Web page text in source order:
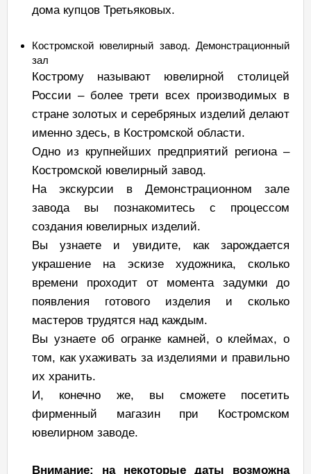
дома купцов Третьяковых.
Костромской ювелирный завод. Демонстрационный
зал
Кострому называют ювелирной столицей
России – более трети всех производимых в
стране золотых и серебряных изделий делают
именно здесь, в Костромской области.
Одно из крупнейших предприятий региона –
Костромской ювелирный завод.
На экскурсии в Демонстрационном зале
завода вы познакомитесь с процессом
создания ювелирных изделий.
Вы узнаете и увидите, как зарождается
украшение на эскизе художника, сколько
времени проходит от момента задумки до
появления готового изделия и сколько
мастеров трудятся над каждым.
Вы узнаете об огранке камней, о клеймах, о
том, как ухаживать за изделиями и правильно
их хранить.
И, конечно же, вы сможете посетить
фирменный магазин при Костромском
ювелирном заводе.
Внимание: на некоторые даты возможна